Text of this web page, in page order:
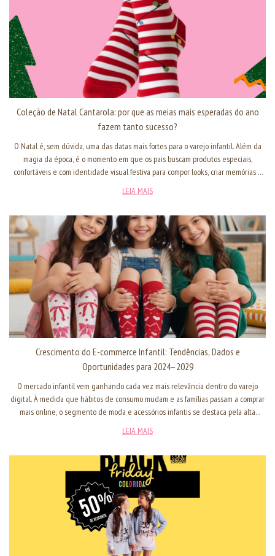
Coleção de Natal Cantarola: por que as meias mais esperadas do ano
fazem tanto sucesso?
O Natal é, sem dúvida, uma das datas mais fortes para o varejo infantil. Além da
magia da época, é o momento em que os pais buscam produtos especiais,
confortáveis e com identidade visual festiva para compor looks, criar memórias e
LEIA MAIS
Crescimento do E-commerce Infantil: Tendências, Dados e
Oportunidades para 2024–2029
O mercado infantil vem ganhando cada vez mais relevância dentro do varejo
digital. À medida que hábitos de consumo mudam e as famílias passam a comprar
mais online, o segmento de moda e acessórios infantis se destaca pela alta
o e-commerce infantil deve continuar crescendo em ritmo acelerado,
seguir, analisamos os principais dados, tendências e oportunidades desse
mercado — e como marcas como a Cantarola podem aproveitar esse cenário para
expandir sua presença digital.
LEIA MAIS